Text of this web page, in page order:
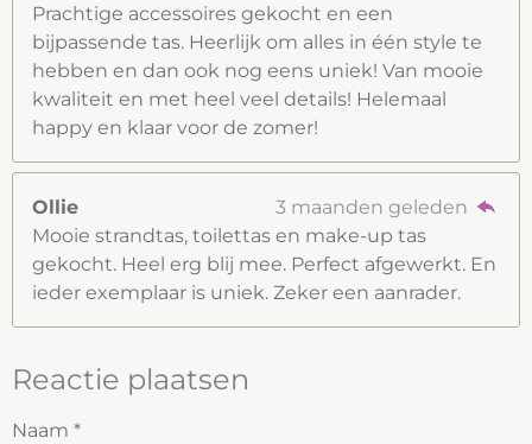
Prachtige accessoires gekocht en een
bijpassende tas. Heerlijk om alles in één style te
hebben en dan ook nog eens uniek! Van mooie
kwaliteit en met heel veel details! Helemaal
happy en klaar voor de zomer!
Ollie
3 maanden geleden
Mooie strandtas, toilettas en make-up tas
gekocht. Heel erg blij mee. Perfect afgewerkt. En
ieder exemplaar is uniek. Zeker een aanrader.
Reactie plaatsen
Naam *